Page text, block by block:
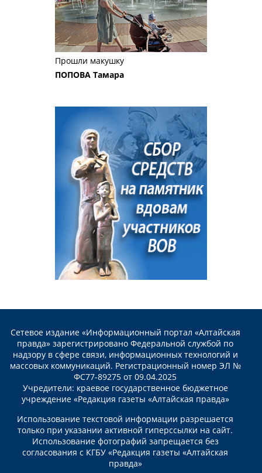
Прошли макушку
ПОПОВА Тамара
Сетевое издание «Информационный портал «Алтайская
правда» зарегистрировано Федеральной службой по
надзору в сфере связи, информационных технологий и
массовых коммуникаций. Регистрационный номер ЭЛ №
ФС77-89275 от 09.04.2025
Учредители: краевое государственное бюджетное
учреждение «Редакция газеты «Алтайская правда»
Использование текстовой информации разрешается
только при указании активной гиперссылки на сайт.
Использование фотографий запрещается без
согласования с КГБУ «Редакция газеты «Алтайская
правда»